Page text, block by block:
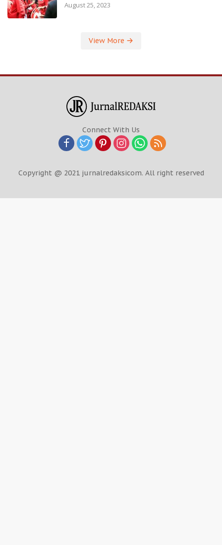
August 25, 2023
View More
Connect With Us
Copyright @ 2021 jurnalredaksicom. All right reserved